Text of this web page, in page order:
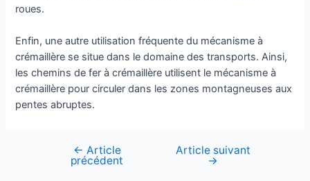
roues.
Enfin, une autre utilisation fréquente du mécanisme à
crémaillère se situe dans le domaine des transports. Ainsi,
les chemins de fer à crémaillère utilisent le mécanisme à
crémaillère pour circuler dans les zones montagneuses aux
pentes abruptes.
Navigation
← Article
précédent
Article suivant
→